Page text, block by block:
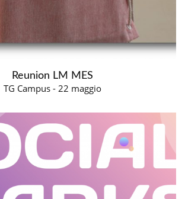
Reunion LM MES
TG Campus - 22 maggio